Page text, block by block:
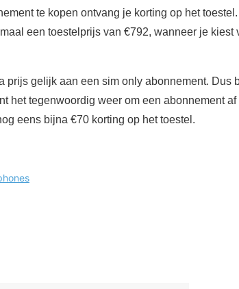
te kopen ontvang je korting op het
een toestelprijs van €792, wanneer je kiest
prijs gelijk aan een sim only abonnement. Dus
het tegenwoordig weer om een abonnement
eens bijna €70 korting op het toestel.